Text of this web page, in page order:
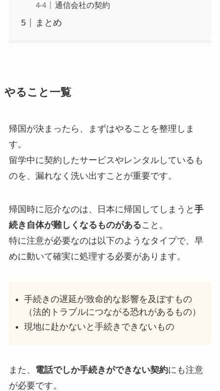
通信会社の契約
まとめ
やること一覧
帰国が決まったら、まずはやることを整理しま
す。
留学中に契約したサービスやレンタルしているも
のを、漏れなく洗い出すことが重要です。
帰国時に厄介なのは、日本に帰国してしまうと 手
続き自体が難しくなるものがあること。
特に注意が必要なのは以下のようなタイプで、早
めに動いて確実に処理する必要があります。
手続きの遅延が致命的な影響を及ぼすもの
（法的トラブルにつながる恐れがあるもの）
現地に赴かないと手続きできないもの
また、 電話でしか手続きができない契約にも注意
が必要です。